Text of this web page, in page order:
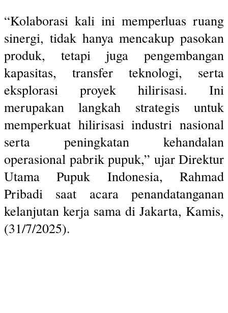
“Kolaborasi kali ini memperluas ruang
sinergi, tidak hanya mencakup pasokan
produk, tetapi juga pengembangan
kapasitas, transfer teknologi, serta
eksplorasi proyek hilirisasi. Ini
merupakan langkah strategis untuk
memperkuat hilirisasi industri nasional
serta peningkatan kehandalan
operasional pabrik pupuk,” ujar Direktur
Utama Pupuk Indonesia, Rahmad
Pribadi saat acara penandatanganan
kelanjutan kerja sama di Jakarta, Kamis,
(31/7/2025).